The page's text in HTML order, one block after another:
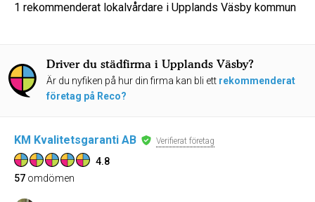
1 rekommenderat lokalvårdare i Upplands Väsby kommun
Driver du städfirma i Upplands Väsby?
Är du nyfiken på hur din firma kan bli ett rekommenderat
företag på Reco?
KM Kvalitetsgaranti AB Verifierat företag
4.8
57 omdömen